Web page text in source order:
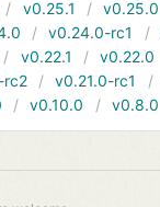
v0.25.1 v0.25.0
v0.24.0-rc1
v0.22.1 v0.22.0
rc2 v0.21.0-rc1
v0.10.0 v0.8.0